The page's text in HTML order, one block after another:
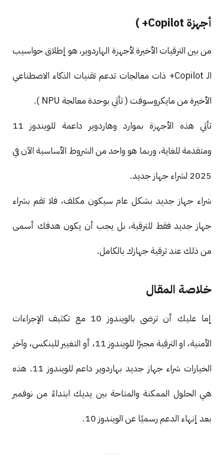
أجهزة Copilot+ )
من بين الترقيات الأخيرة لأجهزة الهاردوير، هو إطلاق حواسيب
الـ Copilot+ ذات معالجات تدعم تقنيات الذكاء الاصطناعي
الأخيرة من مايكروسوفت ( تأتي بوحدة معالجة NPU ).
تأتي هذه الأجهزة بموارد وهاردوير داعمة للويندوز 11
ومتقدمة للغاية، وربما هو واحد من الشروط الأساسية الآن في
2025 لشراء جهاز جديد.
شراء جهاز جديد بشكل عام سيكون مكلف، فلا تقم بشراء
جهاز جديد فقط للترقية، بل يجب أن يكون هدفك أسمى
من ذلك عند ترقية جهازك بالكامل.
خلاصة المقال
إما عليك أن ترضى بالويندوز 10 مع تكثيف الإجراءات
الأمنية، او الترقية مجبرًا للويندوز 11، أو التغيير للينكس، وآخر
الخيارات شراء جهاز جديد بهاردوير داعم للويندوز 11. هذه
هي الحلول الممكنة والمتاحة بين يديك ابتداءً من نوفمبر
بعد إنهاء الدعم رسميًا عن الويندوز 10.